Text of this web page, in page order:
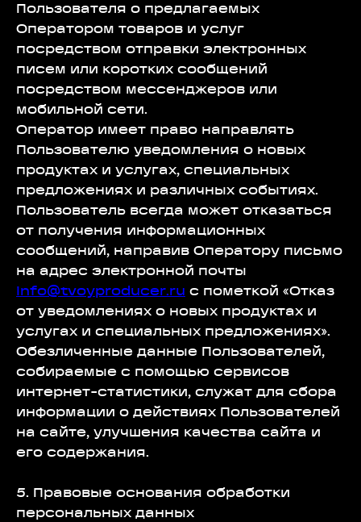
Пользователя о предлагаемых
Оператором товаров и услуг
посредством отправки электронных
писем или коротких сообщений
посредством мессенджеров или
мобильной сети.
Оператор имеет право направлять
Пользователю уведомления о новых
продуктах и услугах, специальных
предложениях и различных событиях.
Пользователь всегда может отказаться
от получения информационных
сообщений, направив Оператору письмо
на адрес электронной почты
info@tvoyproducer.ru с пометкой «Отказ
от уведомлениях о новых продуктах и
услугах и специальных предложениях».
Обезличенные данные Пользователей,
собираемые с помощью сервисов
интернет-статистики, служат для сбора
информации о действиях Пользователей
на сайте, улучшения качества сайта и
его содержания.
5. Правовые основания обработки
персональных данных